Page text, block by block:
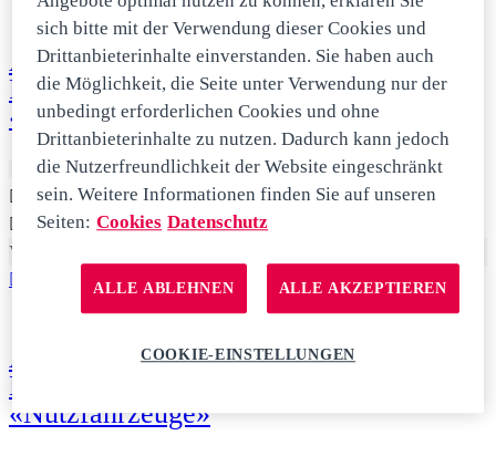
Ausbildung zum / zur Automobil-
Fachmann/-frau EFZ Fachrichtung
«Nutzfahrzeuge»
Besetzt
Lehrstelle
Lachen
Vollzeit
Ausbildung zum / zur Automobil-
Mechatroniker/-in EFZ Fachrichtung
«Nutzfahrzeuge»
sich bitte mit der Verwendung dieser Cookies und
Drittanbieterinhalte einverstanden. Sie haben auch
die Möglichkeit, die Seite unter Verwendung nur der
unbedingt erforderlichen Cookies und ohne
Drittanbieterinhalte zu nutzen. Dadurch kann jedoch
die Nutzerfreundlichkeit der Website eingeschränkt
sein. Weitere Informationen finden Sie auf unseren
Seiten: Cookies Datenschutz
ALLE ABLEHNEN ALLE AKZEPTIEREN
COOKIE-EINSTELLUNGEN